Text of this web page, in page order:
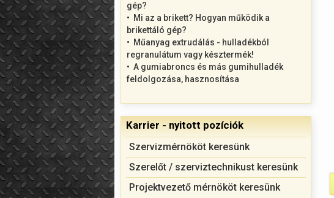
gép?
Mi az a brikett? Hogyan működik a
brikettáló gép?
Műanyag extrudálás - hulladékból
regranulátum vagy késztermék!
A gumiabroncs és más gumihulladék
feldolgozása, hasznosítása
Karrier - nyitott pozíciók
Szervizmérnököt keresünk
Szerelőt / szerviztechnikust keresünk
Projektvezető mérnököt keresünk